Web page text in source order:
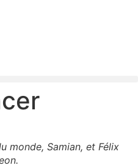
monde, Samian, et Félix